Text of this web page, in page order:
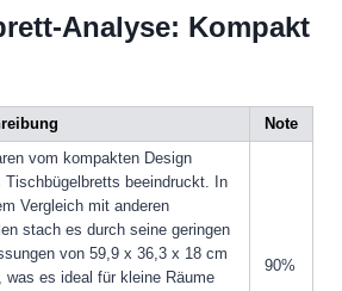
Analyse: Kompakt
Note
vom kompakten Design
Tischbügelbretts beeindruckt. In
Vergleich mit anderen
stach es durch seine geringen
von 59,9 x 36,3 x 18 cm
was es ideal für kleine Räume
90%